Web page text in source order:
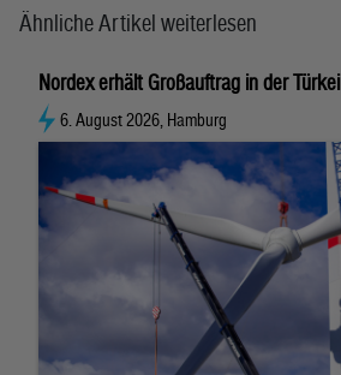
Ähnliche Artikel weiterlesen
Nordex erhält Großauftrag in der Türkei
6. August 2026, Hamburg